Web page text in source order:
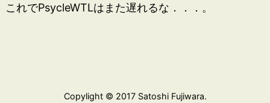
これでPsycleWTLはまた遅れるな．．．。
Copylight © 2017 Satoshi Fujiwara.